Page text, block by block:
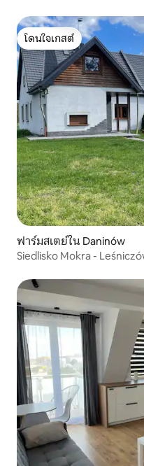
โดนใจเกสต์
โดนใจเกสต์
ฟาร์มสเตย์ใน Daninów
Siedlisko Mokra -